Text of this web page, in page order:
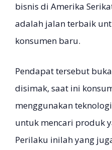
bisnis di Amerika
adalah jalan terbaik
konsumen baru.
Pendapat tersebut
disimak, saat ini
menggunakan
untuk mencari produk
Perilaku inilah yang